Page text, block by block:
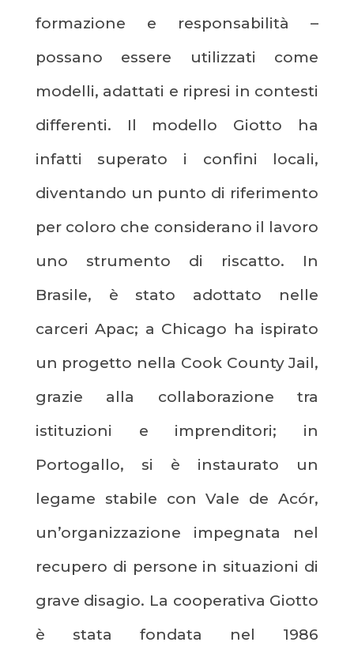
formazione e responsabilità –
possano essere utilizzati come
modelli, adattati e ripresi in contesti
differenti. Il modello Giotto ha
infatti superato i confini locali,
diventando un punto di riferimento
per coloro che considerano il lavoro
uno strumento di riscatto. In
Brasile, è stato adottato nelle
carceri Apac; a Chicago ha ispirato
un progetto nella Cook County Jail,
grazie alla collaborazione tra
istituzioni e imprenditori; in
Portogallo, si è instaurato un
legame stabile con Vale de Acór,
un’organizzazione impegnata nel
recupero di persone in situazioni di
grave disagio. La cooperativa Giotto
è stata fondata nel 1986